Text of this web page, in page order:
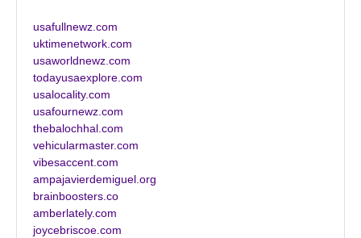
usafullnewz.com
uktimenetwork.com
usaworldnewz.com
todayusaexplore.com
usalocality.com
usafournewz.com
thebalochhal.com
vehicularmaster.com
vibesaccent.com
ampajavierdemiguel.org
brainboosters.co
amberlately.com
joycebriscoe.com